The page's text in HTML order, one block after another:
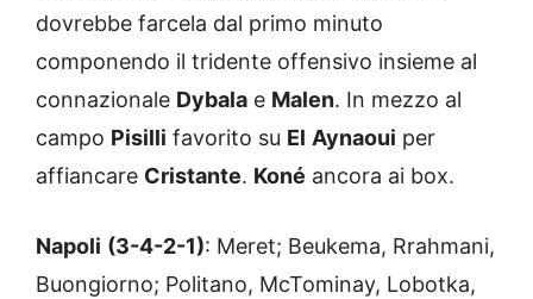
dovrebbe farcela dal primo minuto
componendo il tridente offensivo insieme al
connazionale Dybala e Malen. In mezzo al
campo Pisilli favorito su El Aynaoui per
affiancare Cristante. Koné ancora ai box.
Napoli (3-4-2-1): Meret; Beukema, Rrahmani,
Buongiorno; Politano, McTominay, Lobotka,